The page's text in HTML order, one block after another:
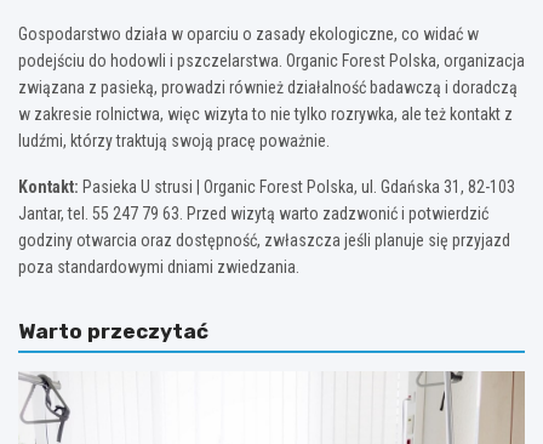
Gospodarstwo działa w oparciu o zasady ekologiczne, co widać w
podejściu do hodowli i pszczelarstwa. Organic Forest Polska, organizacja
związana z pasieką, prowadzi również działalność badawczą i doradczą
w zakresie rolnictwa, więc wizyta to nie tylko rozrywka, ale też kontakt z
ludźmi, którzy traktują swoją pracę poważnie.
Kontakt: Pasieka U strusi | Organic Forest Polska, ul. Gdańska 31, 82-103
Jantar, tel. 55 247 79 63. Przed wizytą warto zadzwonić i potwierdzić
godziny otwarcia oraz dostępność, zwłaszcza jeśli planuje się przyjazd
poza standardowymi dniami zwiedzania.
Warto przeczytać